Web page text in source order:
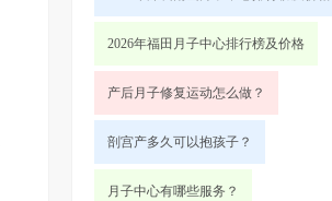
2026年福田月子中心排行榜及价格
产后月子修复运动怎么做？
剖宫产多久可以抱孩子？
月子中心有哪些服务？